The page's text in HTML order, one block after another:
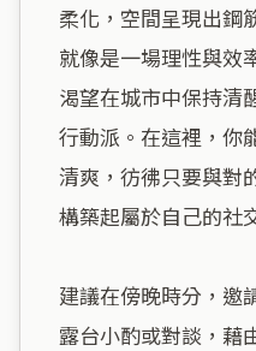
柔化，空間呈現出鋼
就像是一場理性與效
渴望在城市中保持清
行動派。在這裡，你
清爽，彷彿只要與對
構築起屬於自己的社
建議在傍晚時分，邀
露台小酌或對談，藉